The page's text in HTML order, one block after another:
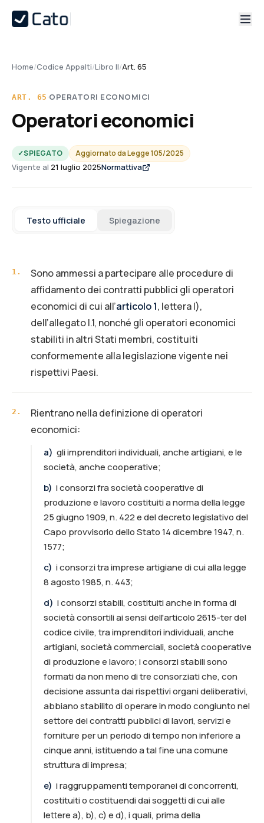
Home/Codice Appalti/Libro II/Art. 65
ART. 65 ·OPERATORI ECONOMICI
Operatori economici
✓SPIEGATO Aggiornato daLegge 105/2025
Vigente al 21 luglio 2025Normattiva
Testo ufficiale Spiegazione
1.
Sono ammessi a partecipare alle procedure di
affidamento dei contratti pubblici gli operatori
economici di cui all’articolo 1, lettera l),
dell’allegato I.1, nonché gli operatori economici
stabiliti in altri Stati membri, costituiti
conformemente alla legislazione vigente nei
rispettivi Paesi.
2 .
Rientrano nella definizione di operatori
economici:
a) gli imprenditori individuali, anche artigiani, e le
società, anche cooperative;
b) i consorzi fra società cooperative di
produzione e lavoro costituiti a norma della legge
25 giugno 1909, n. 422 e del decreto legislativo del
Capo provvisorio dello Stato 14 dicembre 1947, n.
1577;
c) i consorzi tra imprese artigiane di cui alla legge
8 agosto 1985, n. 443;
d) i consorzi stabili, costituiti anche in forma di
società consortili ai sensi dell'articolo 2615-ter del
codice civile, tra imprenditori individuali, anche
artigiani, società commerciali, società cooperative
di produzione e lavoro; i consorzi stabili sono
formati da non meno di tre consorziati che, con
decisione assunta dai rispettivi organi deliberativi,
abbiano stabilito di operare in modo congiunto nel
settore dei contratti pubblici di lavori, servizi e
forniture per un periodo di tempo non inferiore a
cinque anni, istituendo a tal fine una comune
struttura di impresa;
e) i raggruppamenti temporanei di concorrenti,
costituiti o costituendi dai soggetti di cui alle
lettere a), b), c) e d), i quali, prima della